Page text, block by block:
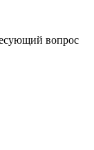
вопрос